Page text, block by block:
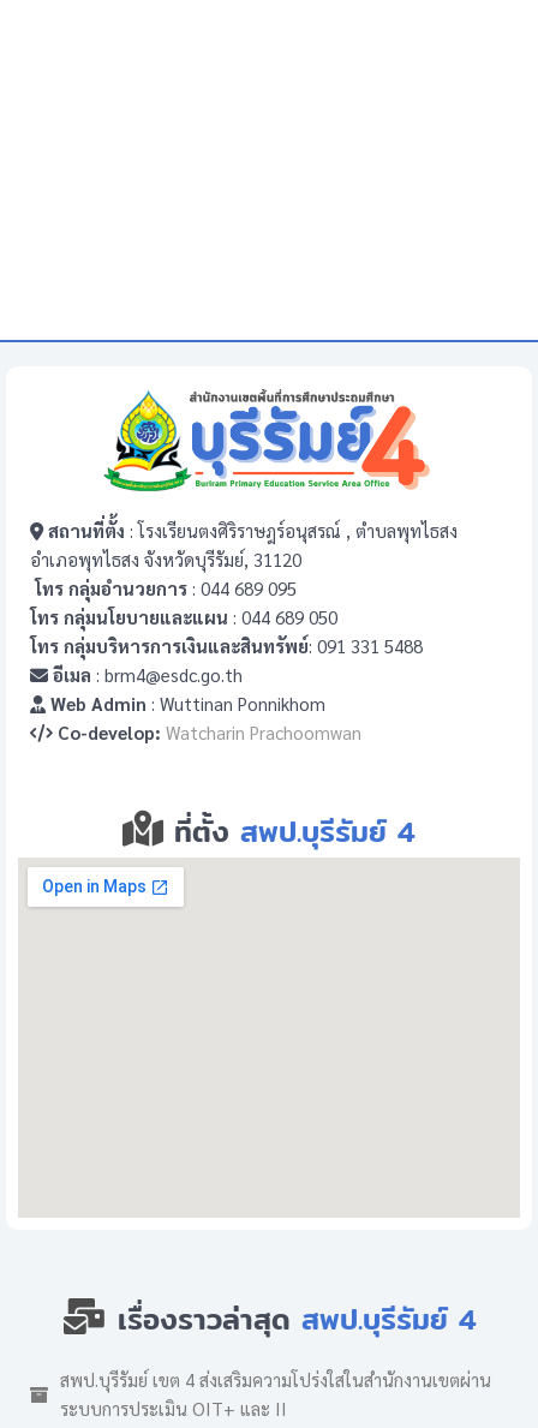
สถานที่ตั้ง : โรงเรียนตงศิริราษฎร์อนุสรณ์ , ตำบลพุทไธสง
อำเภอพุทไธสง จังหวัดบุรีรัมย์, 31120
โทร กลุ่มอำนวยการ : 044 689 095
โทร กลุ่มนโยบายและแผน : 044 689 050
โทร กลุ่มบริหารการเงินและสินทรัพย์: 091 331 5488
อีเมล : brm4@esdc.go.th
Web Admin : Wuttinan Ponnikhom
Co-develop: Watcharin Prachoomwan
ที่ตั้ง สพป.บุรีรัมย์ 4
เรื่องราวล่าสุด สพป.บุรีรัมย์ 4
สพป.บุรีรัมย์ เขต 4 ส่งเสริมความโปร่งใสในสำนักงานเขตผ่าน
ระบบการประเมิน OIT+ และ II